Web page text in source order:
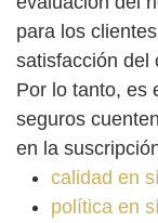
para los
satisfacción del
Por lo tanto, es
seguros
en la
calidad en
política en